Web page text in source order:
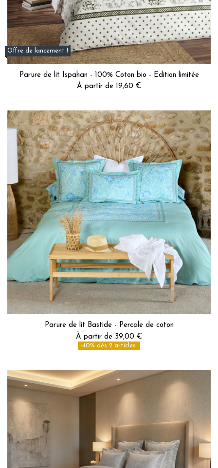
Offre de lancement !
Parure de lit Ispahan - 100% Coton bio - Edition limitée
À partir de 19,60 €
Parure de lit Bastide - Percale de coton
À partir de 39,00 €
-40% dès 2 articles